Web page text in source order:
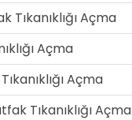
Tıkanıklığı Açma
Açma
Açma
Tıkanıklığı Açma